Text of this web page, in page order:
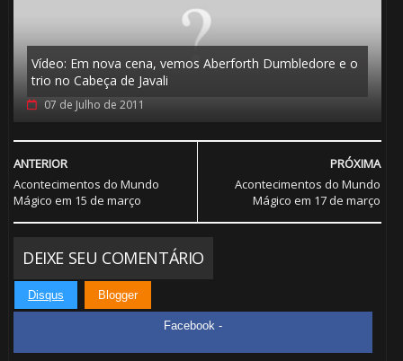
Vídeo: Em nova cena, vemos Aberforth Dumbledore e o
trio no Cabeça de Javali
07 de Julho de 2011
PRÓXIMA
Acontecimentos do Mundo
Mágico em 17 de março
ANTERIOR
Acontecimentos do Mundo
Mágico em 15 de março
DEIXE SEU COMENTÁRIO
Disqus Blogger
Facebook -
🎂
🎈